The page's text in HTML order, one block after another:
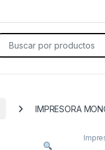
for:
IMPRESORA